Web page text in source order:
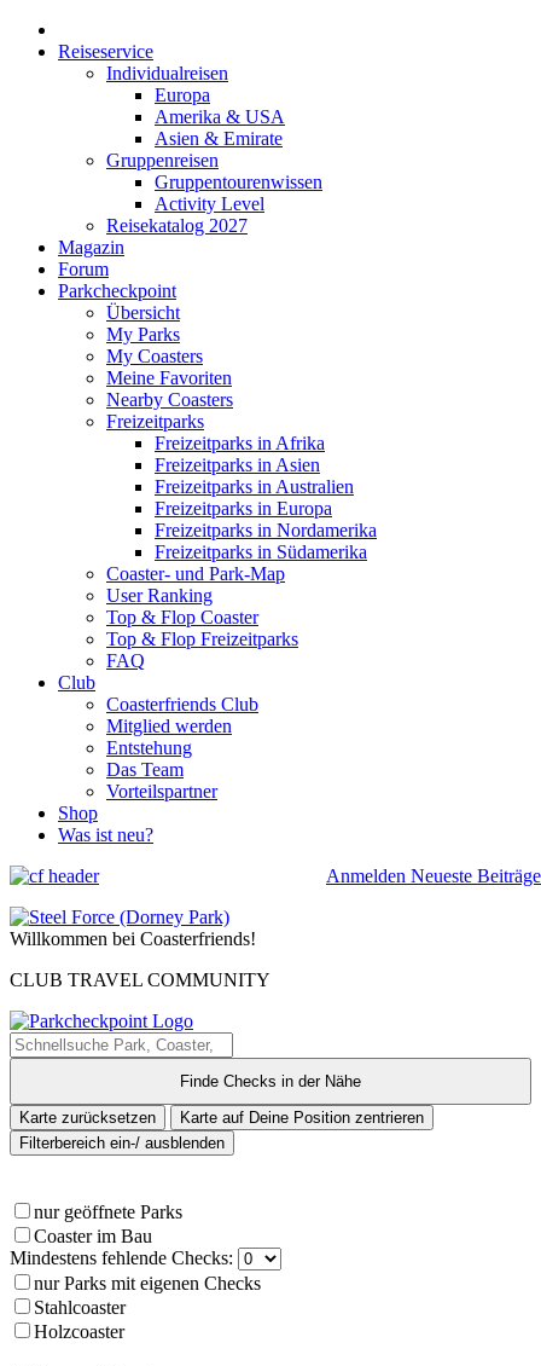
Reiseservice
Individualreisen
Europa
Amerika & USA
Asien & Emirate
Gruppenreisen
Gruppentourenwissen
Activity Level
Reisekatalog 2027
Magazin
Forum
Parkcheckpoint
Übersicht
My Parks
My Coasters
Meine Favoriten
Nearby Coasters
Freizeitparks
Freizeitparks in Afrika
Freizeitparks in Asien
Freizeitparks in Australien
Freizeitparks in Europa
Freizeitparks in Nordamerika
Freizeitparks in Südamerika
Coaster- und Park-Map
User Ranking
Top & Flop Coaster
Top & Flop Freizeitparks
FAQ
Club
Coasterfriends Club
Mitglied werden
Entstehung
Das Team
Vorteilspartner
Shop
Was ist neu?
Anmelden Neueste Beiträge
Willkommen bei Coasterfriends!
CLUB TRAVEL COMMUNITY
Finde Checks in der Nähe
Karte zurücksetzen
Karte auf Deine Position zentrieren
Filterbereich ein-/ ausblenden
nur geöffnete Parks
Coaster im Bau
Mindestens fehlende Checks:
nur Parks mit eigenen Checks
Stahlcoaster
Holzcoaster